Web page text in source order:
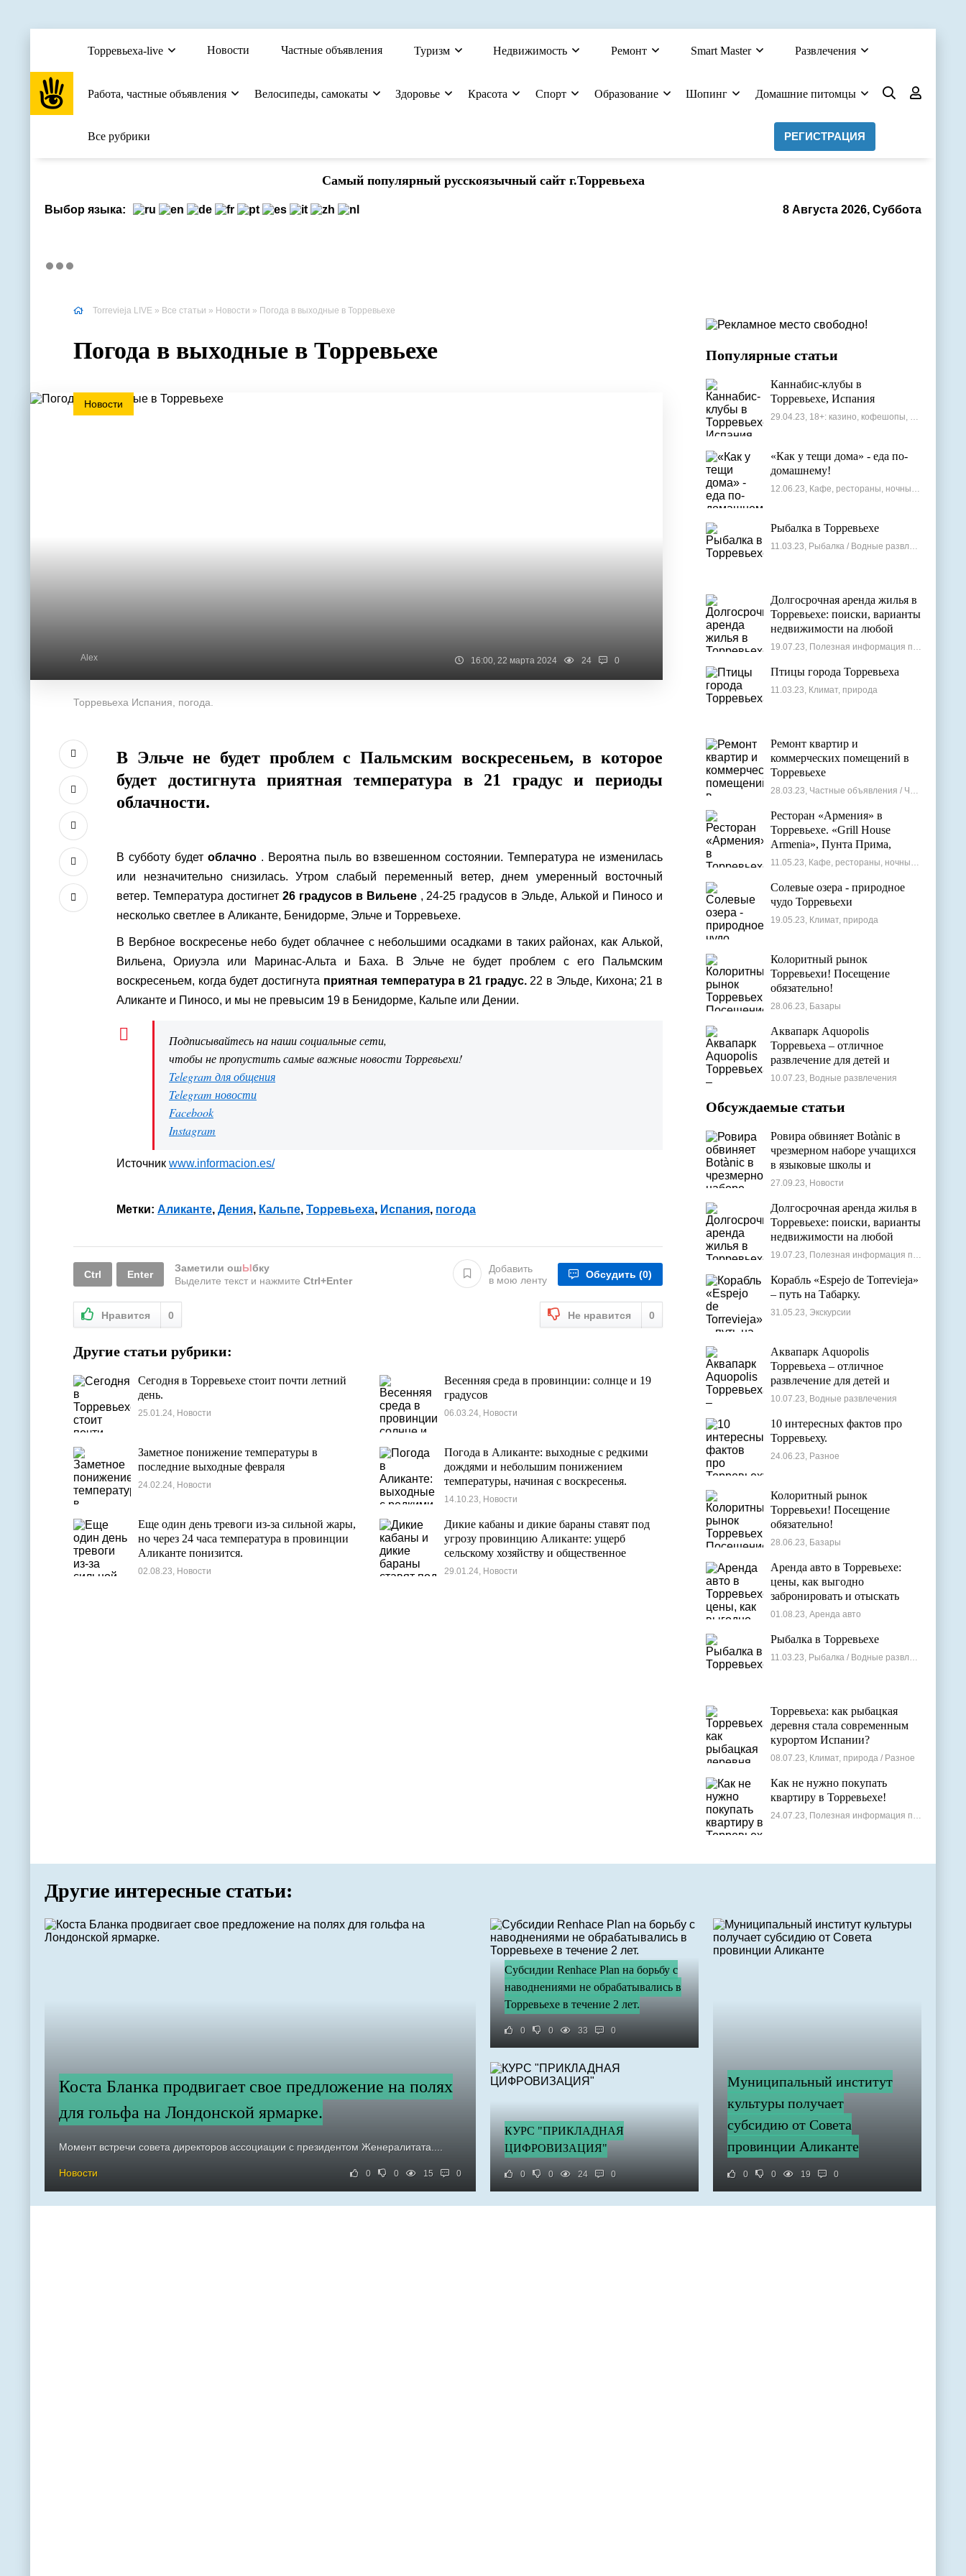
Торревьеха-live Новости Частные объявления Туризм Недвижимость Ремонт Smart Master Развлечения
Работа, частные объявления Велосипеды, самокаты Здоровье Красота Спорт Образование Шопинг Домашние питомцы
Все рубрики РЕГИСТРАЦИЯ
Cамый популярный русскоязычный сайт г.Торревьеха
8 Августа 2026, Суббота
Выбор языка:
Torrevieja LIVE » Все статьи » Новости » Погода в выходные в Торревьехе
Погода в выходные в Торревьехе
Новости
Alex 16:00, 22 марта 2024 24 0
Торревьеха Испания, погода.
В Эльче не будет проблем с Пальмским воскресеньем, в которое
будет достигнута приятная температура в 21 градус и периоды
облачности.
В субботу будет облачно . Вероятна пыль во взвешенном состоянии. Температура не изменилась
или незначительно снизилась. Утром слабый переменный ветер, днем ​​умеренный восточный
ветер. Температура достигнет 26 градусов в Вильене, 24-25 градусов в Эльде, Алькой и Пиносо и
несколько светлее в Аликанте, Бенидорме, Эльче и Торревьехе.
В Вербное воскресенье небо будет облачнее с небольшими осадками в таких районах, как Алькой,
Вильена, Ориуэла или Маринас-Альта и Баха. В Эльче не будет проблем с его Пальмским
воскресеньем, когда будет достигнута приятная температура в 21 градус. 22 в Эльде, Кихона; 21 в
Аликанте и Пиносо, и мы не превысим 19 в Бенидорме, Кальпе или Дении.
Подписывайтесь на наши социальные сети,
чтобы не пропустить самые важные новости Торревьехи!
Telegram для общения
Telegram новости
Facebook
Instagram
Источник www.informacion.es/
Метки: Аликанте, Дения, Кальпе, Торревьеха, Испания, погода
Ctrl Enter
Заметили ошЫбку
Выделите текст и нажмите Ctrl+Enter
Добавить
в мою ленту
Обсудить (0)
Нравится 0 Не нравится 0
Другие статьи рубрики:
Сегодня в Торревьехе стоит почти летний
день.
25.01.24, Новости
Весенняя среда в провинции: солнце и 19
градусов
06.03.24, Новости
Заметное понижение температуры в
последние выходные февраля
24.02.24, Новости
Погода в Аликанте: выходные с редкими
дождями и небольшим понижением
температуры, начиная с воскресенья.
14.10.23, Новости
Еще один день тревоги из-за сильной жары,
но через 24 часа температура в провинции
Аликанте понизится.
02.08.23, Новости
Дикие кабаны и дикие бараны ставят под
угрозу провинцию Аликанте: ущерб
сельскому хозяйству и общественное
беспокойство
29.01.24, Новости
Популярные статьи
Каннабис-клубы в
Торревьехе, Испания
29.04.23, 18+: казино, кофешопы, стрип-бары
«Как у тещи дома» - еда по-
домашнему!
12.06.23, Кафе, рестораны, ночные клубы
Рыбалка в Торревьехе
11.03.23, Рыбалка / Водные развлечения
Долгосрочная аренда жилья в
Торревьехе: поиски, варианты
недвижимости на любой
бюджет
19.07.23, Полезная информация по недвижимости
Птицы города Торревьеха
11.03.23, Климат, природа
Ремонт квартир и
коммерческих помещений в
Торревьехе
28.03.23, Частные объявления / Частные мастера
Ресторан «Армения» в
Торревьехе. «Grill House
Armenia», Пунта Прима,
Испания
11.05.23, Кафе, рестораны, ночные клубы
Солевые озера - природное
чудо Торревьехи
19.05.23, Климат, природа
Колоритный рынок
Торревьехи! Посещение
обязательно!
28.06.23, Базары
Аквапарк Aquopolis
Торревьеха – отличное
развлечение для детей и
взрослых
10.07.23, Водные развлечения
Обсуждаемые статьи
Ровира обвиняет Botànic в
чрезмерном наборе учащихся
в языковые школы и
проблемах с ассигнованиями
27.09.23, Новости
Долгосрочная аренда жилья в
Торревьехе: поиски, варианты
недвижимости на любой
бюджет
19.07.23, Полезная информация по недвижимости
Корабль «Espejo de Torrevieja»
– путь на Табарку.
31.05.23, Экскурсии
Аквапарк Aquopolis
Торревьеха – отличное
развлечение для детей и
взрослых
10.07.23, Водные развлечения
10 интересных фактов про
Торревьеху.
24.06.23, Разное
Колоритный рынок
Торревьехи! Посещение
обязательно!
28.06.23, Базары
Аренда авто в Торревьехе:
цены, как выгодно
забронировать и отыскать
лучшие варианты
01.08.23, Аренда авто
Рыбалка в Торревьехе
11.03.23, Рыбалка / Водные развлечения
Торревьеха: как рыбацкая
деревня стала современным
курортом Испании?
08.07.23, Климат, природа / Разное
Как не нужно покупать
квартиру в Торревьехе!
24.07.23, Полезная информация по недвижимости
Другие интересные статьи:
Коста Бланка продвигает свое предложение на полях
для гольфа на Лондонской ярмарке.
Момент встречи совета директоров ассоциации с президентом Женералитата....
Новости 0 0 15 0
Субсидии Renhace Plan на борьбу с
наводнениями не обрабатывались в
Торревьехе в течение 2 лет.
0 0 33 0
Муниципальный институт
культуры получает
субсидию от Совета
провинции Аликанте
0 0 19 0
КУРС "ПРИКЛАДНАЯ
ЦИФРОВИЗАЦИЯ"
0 0 24 0